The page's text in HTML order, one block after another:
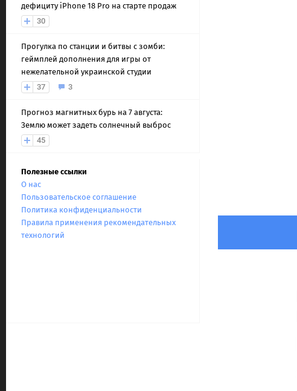
дефициту iPhone 18 Pro на старте продаж
30
Прогулка по станции и битвы с зомби:
геймплей дополнения для игры от
нежелательной украинской студии
37
3
Прогноз магнитных бурь на 7 августа:
Землю может задеть солнечный выброс
45
Полезные ссылки
О нас
Пользовательское соглашение
Политика конфиденциальности
Правила применения рекомендательных
технологий